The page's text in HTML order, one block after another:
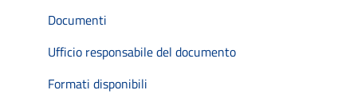
Documenti
Ufficio responsabile del documento
Formati disponibili